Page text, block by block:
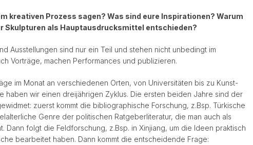
kreativen Prozess sagen? Was sind eure Inspirationen? Warum
Skulpturen als Hauptausdrucksmittel entschieden?
Ausstellungen sind nur ein Teil und stehen nicht unbedingt im
Vorträge, machen Performances und publizieren.
im Monat an verschiedenen Orten, von Universitäten bis zu Kunst-
haben wir einen dreijährigen Zyklus. Die ersten beiden Jahre sind der
zuerst kommt die bibliographische Forschung, z.Bsp. Türkische
Genre der politischen Ratgeberliteratur, die man auch als
Dann folgt die Feldforschung, z.Bsp. in Xinjiang, um die Ideen praktisch
bearbeitet haben. Dann kommt die entscheidende Frage: